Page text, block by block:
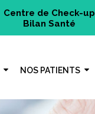
Centre de Check-up
Bilan Santé
NOS PATIENTS